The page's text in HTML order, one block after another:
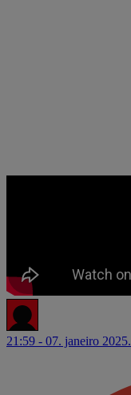
21:59 - 07. janeiro 2025.